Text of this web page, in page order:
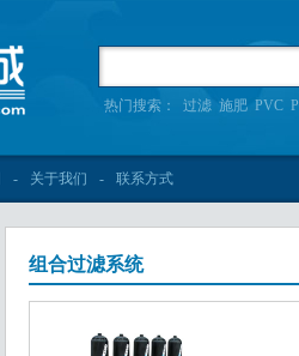
热门搜索： 过滤 施肥 PVC
- 关于我们 - 联系方式
组合过滤系统